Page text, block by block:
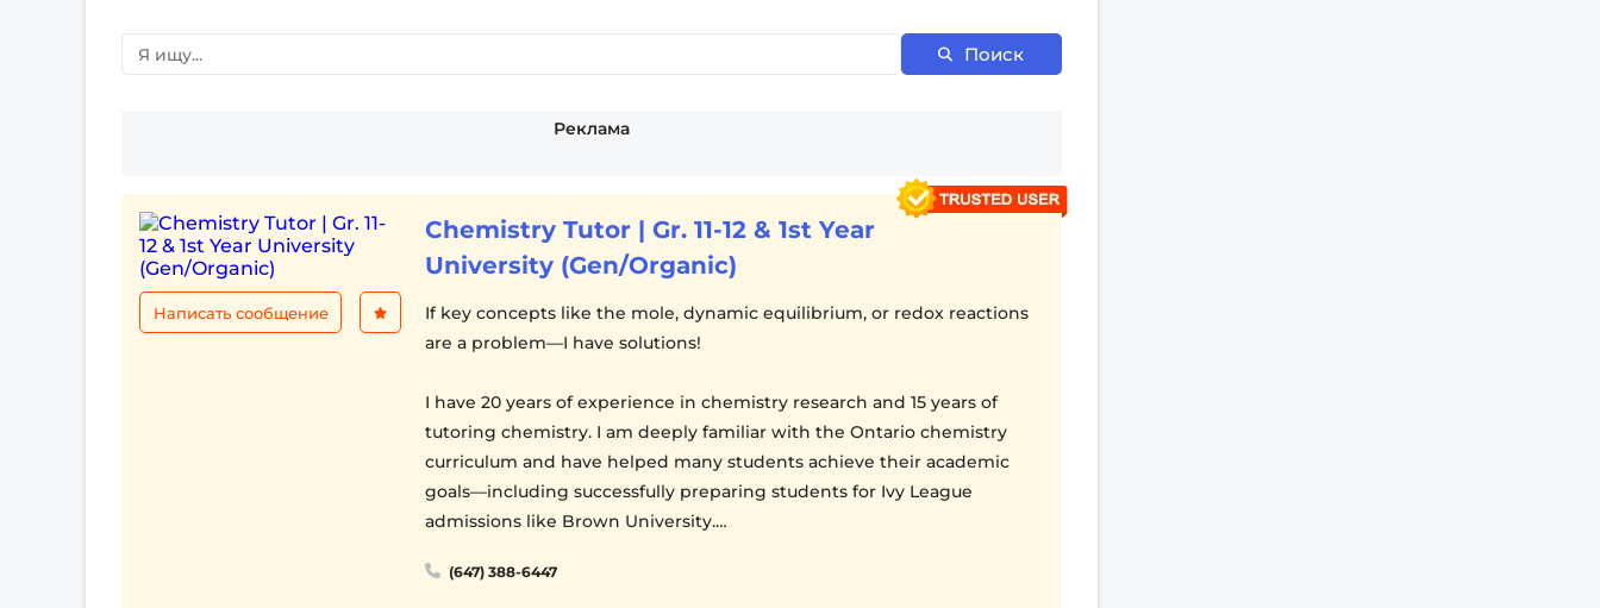
Поиск
Реклама
Написать сообщение
Chemistry Tutor | Gr. 11-12 & 1st Year
University (Gen/Organic)
If key concepts like the mole, dynamic equilibrium, or redox reactions
are a problem—I have solutions!
I have 20 years of experience in chemistry research and 15 years of
tutoring chemistry. I am deeply familiar with the Ontario chemistry
curriculum and have helped many students achieve their academic
goals—including successfully preparing students for Ivy League
admissions like Brown University.
What I Offer:
(647) 388-6447